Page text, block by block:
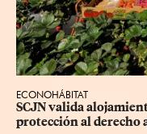
ECONOHÁBITAT
SCJN valida
protección al derecho